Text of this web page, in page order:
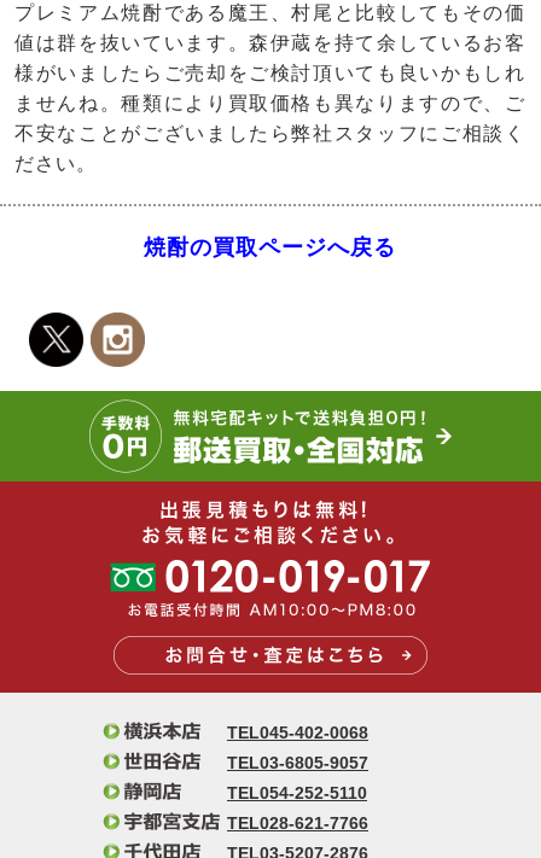
プレミアム焼酎である魔王、村尾と比較してもその価
値は群を抜いています。森伊蔵を持て余しているお客
様がいましたらご売却をご検討頂いても良いかもしれ
ませんね。種類により買取価格も異なりますので、ご
不安なことがございましたら弊社スタッフにご相談く
ださい。
焼酎の買取ページへ戻る
TEL045-402-0068
TEL03-6805-9057
TEL054-252-5110
TEL028-621-7766
TEL03-5207-2876